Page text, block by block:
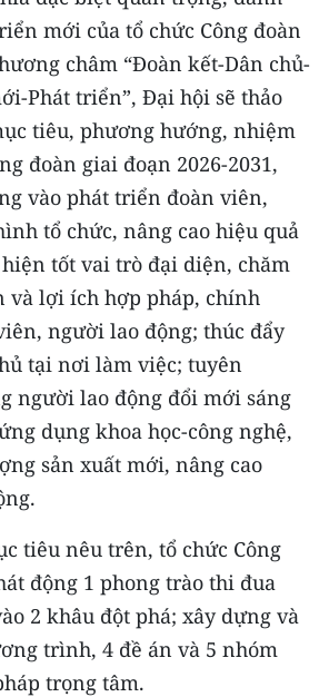
mới của tổ chức Công đoàn
châm “Đoàn kết-Dân chủ-
Phát triển”, Đại hội sẽ thảo
tiêu, phương hướng, nhiệm
đoàn giai đoạn 2026-2031,
vào phát triển đoàn viên,
tổ chức, nâng cao hiệu quả
tốt vai trò đại diện, chăm
và lợi ích hợp pháp, chính
người lao động; thúc đẩy
tại nơi làm việc; tuyên
người lao động đổi mới sáng
dụng khoa học-công nghệ,
sản xuất mới, nâng cao
tiêu nêu trên, tổ chức Công
động 1 phong trào thi đua
2 khâu đột phá; xây dựng và
trình, 4 đề án và 5 nhóm
trọng tâm.